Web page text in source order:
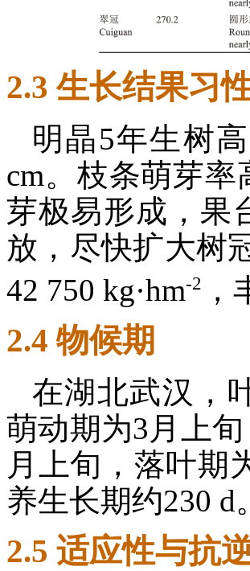
2.3 生长结果习
明晶5年生树
cm。枝条萌芽
芽极易形成，果
放，尽快扩大树
42 750 kg·hm-2
2.4 物候期
在湖北武汉，
萌动期为3月上
月上旬，落叶期
养生长期约230 d。
2.5 适应性与抗